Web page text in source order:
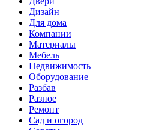
Дизайн
Для дома
Компании
Материалы
Мебель
Недвижимость
Оборудование
Разбав
Разное
Ремонт
Сад и огород